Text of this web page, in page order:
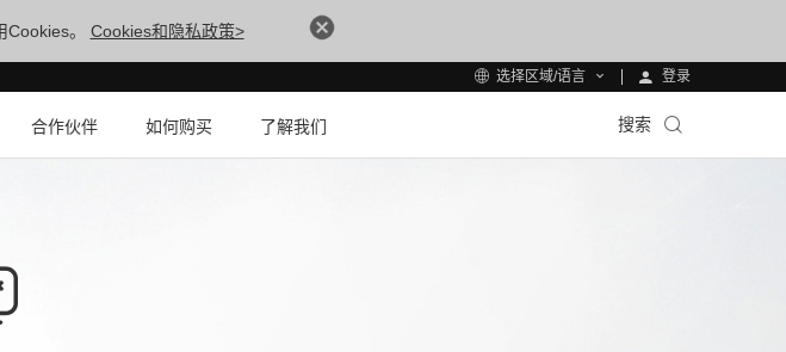
。 Cookies和隐私政策>
选择区域/语言 登录
合作伙伴 如何购买 了解我们 搜索